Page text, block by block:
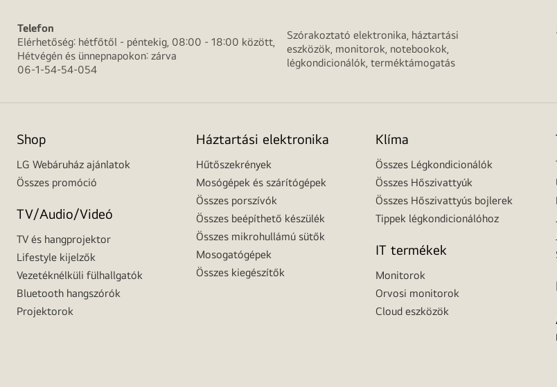
Telefon
Elérhetőség: hétfőtől - péntekig, 08:00 - 18:00 között,
Hétvégén és ünnepnapokon: zárva
06-1-54-54-054
Szórakoztató elektronika, háztartási
eszközök, monitorok, notebookok,
légkondicionálók, terméktámogatás
Shop
LG Webáruház ajánlatok
Összes promóció
TV/Audio/Videó
TV és hangprojektor
Lifestyle kijelzők
Vezetéknélküli fülhallgatók
Bluetooth hangszórók
Projektorok
Háztartási elektronika
Hűtőszekrények
Mosógépek és szárítógépek
Összes porszívók
Összes beépíthető készülék
Összes mikrohullámú sütők
Mosogatógépek
Összes kiegészítők
Klíma
Összes Légkondicionálók
Összes Hőszivattyúk
Összes Hőszivattyús bojlerek
Tippek légkondicionálóhoz
IT termékek
Monitorok
Orvosi monitorok
Cloud eszközök